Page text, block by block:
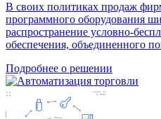
В своих политиках продаж
программного оборудования
распространение условно-
обеспечения, объединенного
Подробнее о решении